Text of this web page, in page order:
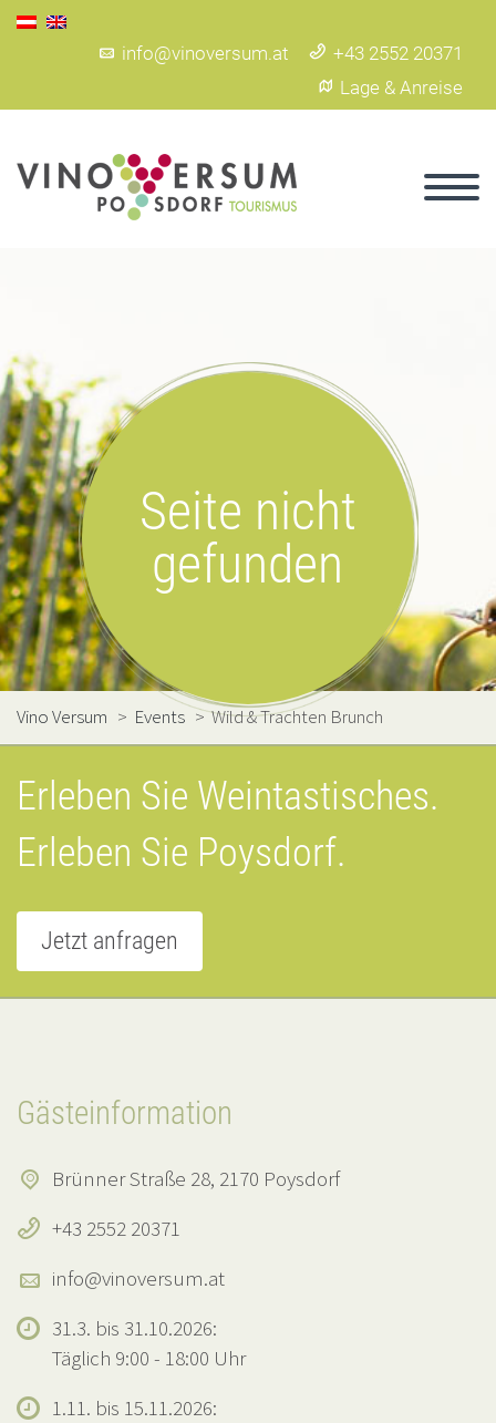
info@vinoversum.at
+43 2552 20371
Lage & Anreise
Seite nicht
gefunden
Vino Versum > Events >Wild & Trachten Brunch
Erleben Sie Weintastisches.
Erleben Sie Poysdorf.
Jetzt anfragen
Gästeinformation
Brünner Straße 28, 2170 Poysdorf
+43 2552 20371
info@vinoversum.at
31.3. bis 31.10.2026:
Täglich 9:00 - 18:00 Uhr
1.11. bis 15.11.2026: